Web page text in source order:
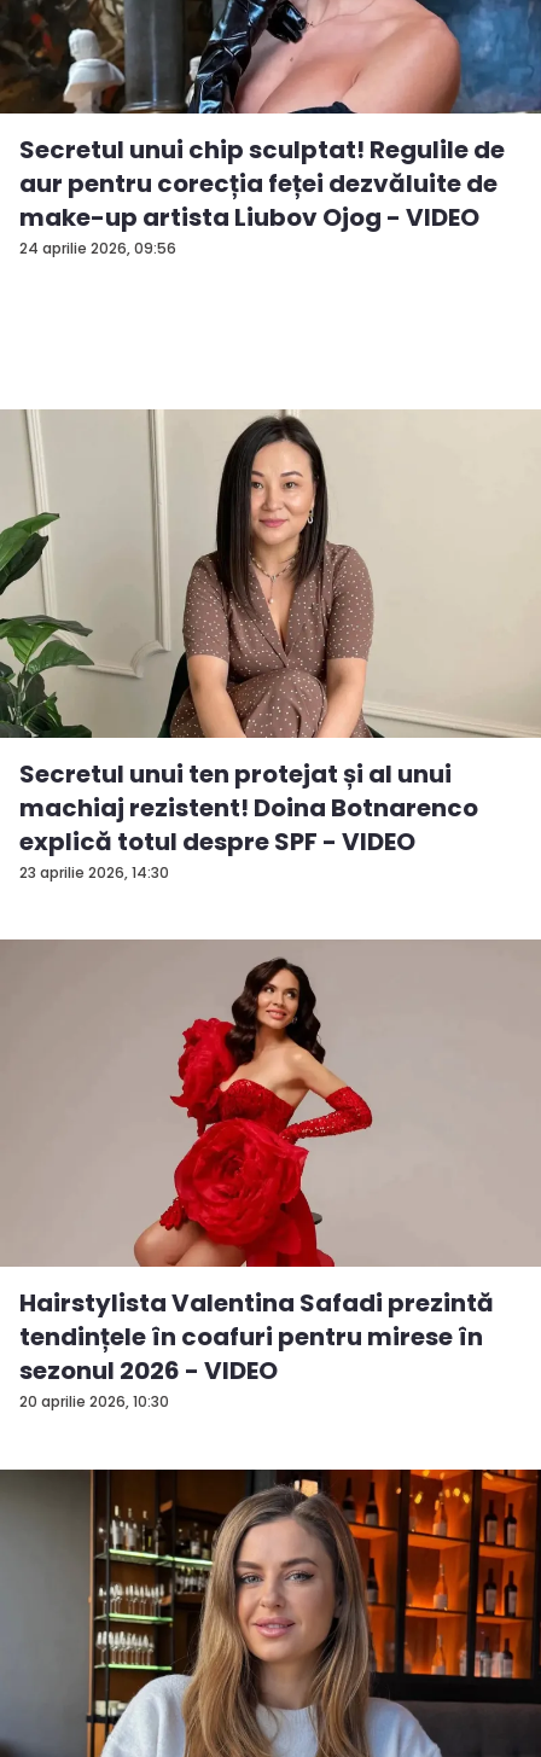
24 aprilie 2026, 09:56
Secretul unui chip sculptat! Regulile de
aur pentru corecția feței dezvăluite de
make-up artista Liubov Ojog - VIDEO
23 aprilie 2026, 14:30
Secretul unui ten protejat și al unui
machiaj rezistent! Doina Botnarenco
explică totul despre SPF - VIDEO
20 aprilie 2026, 10:30
Hairstylista Valentina Safadi prezintă
tendințele în coafuri pentru mirese în
sezonul 2026 - VIDEO